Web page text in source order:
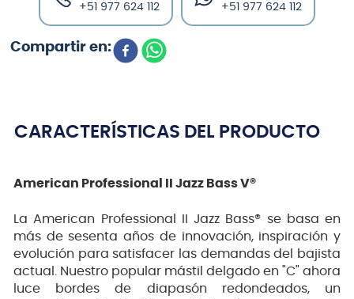
+51 977 624 112 +51 977 624 112
CARACTERÍSTICAS DEL PRODUCTO
American Professional II Jazz Bass V®
La American Professional II Jazz Bass® se basa en
más de sesenta años de innovación, inspiración y
evolución para satisfacer las demandas del bajista
actual. Nuestro popular mástil delgado en "C" ahora
luce bordes de diapasón redondeados, un